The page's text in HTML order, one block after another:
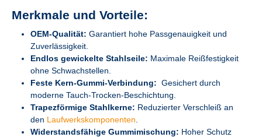
Merkmale und Vorteile:
OEM-Qualität: Garantiert hohe Passgenauigkeit und
Zuverlässigkeit.
Endlos gewickelte Stahlseile: Maximale Reißfestigkeit
ohne Schwachstellen.
Feste Kern-Gummi-Verbindung: Gesichert durch
moderne Tauch-Trocken-Beschichtung.
Trapezförmige Stahlkerne: Reduzierter Verschleiß an
den Laufwerkskomponenten
Widerstandsfähige Gummimischung: Hoher Schutz